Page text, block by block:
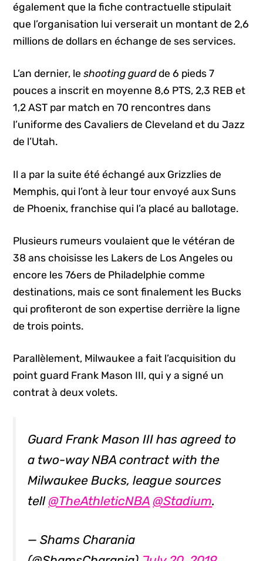
également que la fiche contractuelle stipulait
que l’organisation lui verserait un montant de 2,6
millions de dollars en échange de ses services.
L’an dernier, leshooting guardde 6 pieds 7
pouces a inscrit en moyenne 8,6 PTS, 2,3 REB et
1,2 AST par match en 70 rencontres dans
l’uniforme des Cavaliers de Cleveland et du Jazz
de l’Utah.
Il a par la suite été échangé aux Grizzlies de
Memphis, qui l’ont à leur tour envoyé aux Suns
de Phoenix, franchise qui l’a placé au ballotage.
Plusieurs rumeurs voulaient que le vétéran de
38 ans choisisse les Lakers de Los Angeles ou
encore les 76ers de Philadelphie comme
destinations, mais ce sont finalement les Bucks
qui profiteront de son expertise derrière la ligne
de trois points.
Parallèlement, Milwaukee a fait l’acquisition du
point guard Frank Mason III, qui y a signé un
contrat à deux volets.
Guard Frank Mason III has agreed to
a two-way NBA contract with the
Milwaukee Bucks, league sources
tell @TheAthleticNBA @Stadium.
— Shams Charania